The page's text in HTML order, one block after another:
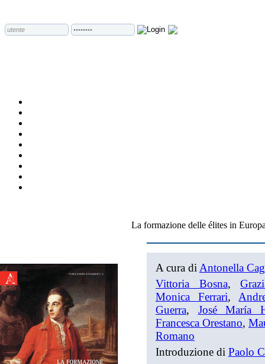
La formazione delle élites in
A cura di Antonella
Vittoria Bosna,
Monica Ferrari,
Guerra, José María
Francesca Orestano,
Romano
Introduzione di Paolo